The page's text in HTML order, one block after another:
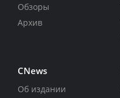
Обзоры
Архив
CNews
Об издании